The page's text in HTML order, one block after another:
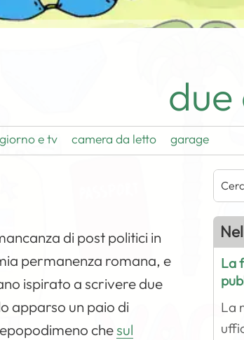
e tv camera da letto garage
di post politici in
permanenza romana, e
ispirato a scrivere due
apparso un paio di
chesul
La
La